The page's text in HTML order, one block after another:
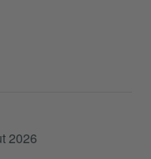
2026